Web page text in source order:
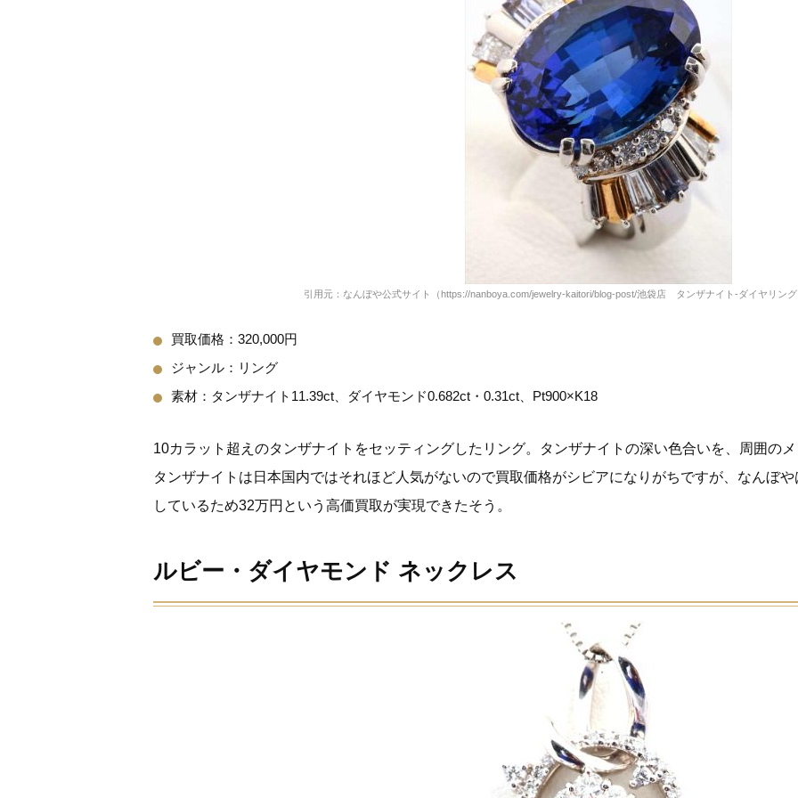
引用元：なんぼや公式サイト （https://nanboya.com/jewelry-kaitori/blog-post/池袋店 タンザナイト-ダイヤリン
買取価格：320,000円
ジャンル：リング
素材：タンザナイト11.39ct、ダイヤモンド0.682ct・0.31ct、Pt900×K18
10カラット超えのタンザナイトをセッティングしたリング。タンザナイトの深い色合いを、周囲の
タンザナイトは日本国内ではそれほど人気がないので買取価格がシビアになりがちですが、なんぼ
しているため32万円という高価買取が実現できたそう。
ルビー・ダイヤモンド ネックレス